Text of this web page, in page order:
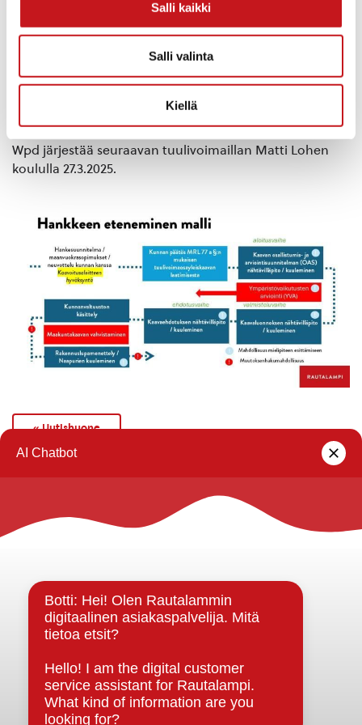
Salli kaikki
Salli valinta
Kiellä
ajankohta on löytynyt.
Kunnanjohtaja Anu Sepponen kiitti osallistujia
mielipiteiden merkitystä päätöksenteossa.
Wpd järjestää seuraavan tuulivoimaillan Matti Lohen
koululla 27.3.2025.
« Uutishuone
Rautalammin kunta
Strategiat, ohjelmat, ohjeet, suunnitelmat, säännöt ja
sopimukset
Asiakirjajulkisuuskuvaus
Evästeet
Saavutettavuusseloste
Tietosuoja